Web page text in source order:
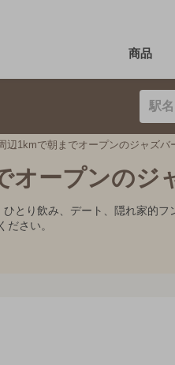
商品
辺1kmで朝までオープンのジャズバ
オープンのジ
とり飲み、デート、隠れ家的
さい。